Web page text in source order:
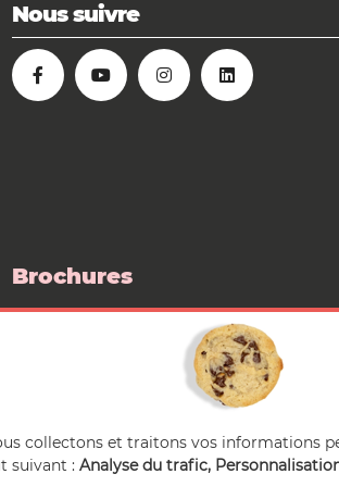
Nous suivre
Brochures
La boutique
collectons et traitons vos informations
suivant : Analyse du trafic,